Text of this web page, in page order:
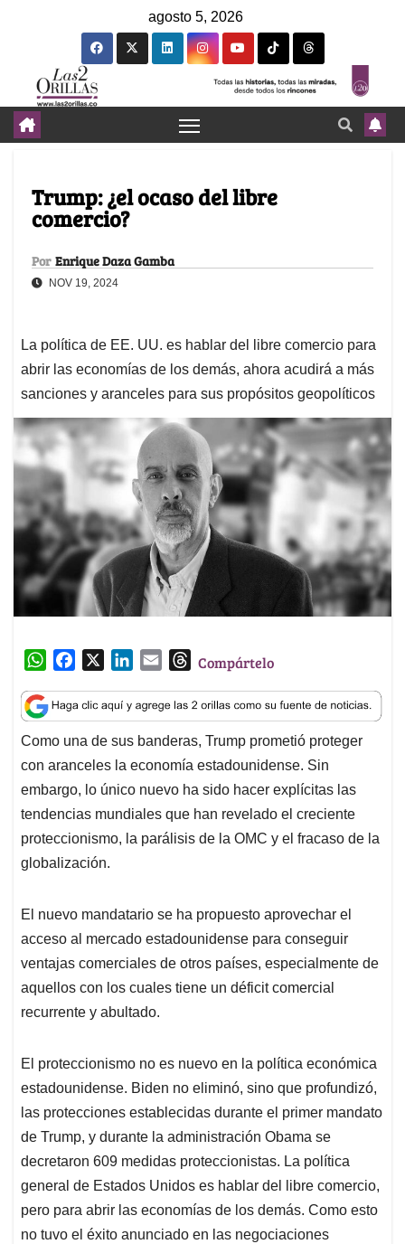
agosto 5, 2026
Trump: ¿el ocaso del libre
comercio?
Por Enrique Daza Gamba
NOV 19, 2024
La política de EE. UU. es hablar del libre comercio para
abrir las economías de los demás, ahora acudirá a más
sanciones y aranceles para sus propósitos geopolíticos
W
a
t
s
A
p
p
c
e
b
o
o
k
n
k
e
d
I
n
a
i
l
T
r
e
a
d
s
Compártelo
Como una de sus banderas, Trump prometió proteger
con aranceles la economía estadounidense. Sin
embargo, lo único nuevo ha sido hacer explícitas las
tendencias mundiales que han revelado el creciente
proteccionismo, la parálisis de la OMC y el fracaso de la
globalización.
El nuevo mandatario se ha propuesto aprovechar el
acceso al mercado estadounidense para conseguir
ventajas comerciales de otros países, especialmente de
aquellos con los cuales tiene un déficit comercial
recurrente y abultado.
El proteccionismo no es nuevo en la política económica
estadounidense. Biden no eliminó, sino que profundizó,
las protecciones establecidas durante el primer mandato
de Trump, y durante la administración Obama se
decretaron 609 medidas proteccionistas. La política
general de Estados Unidos es hablar del libre comercio,
pero para abrir las economías de los demás. Como esto
no tuvo el éxito anunciado en las negociaciones